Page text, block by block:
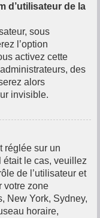
d’utilisateur de la
sous
l’option
activez cette
des
alors
invisible.
réglée sur un
était le cas, veuillez
de l’utilisateur et
votre zone
New York, Sydney,
horaire,